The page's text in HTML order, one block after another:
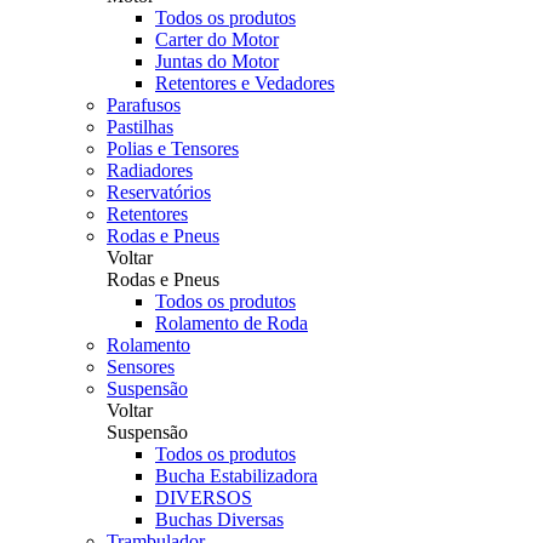
Todos os produtos
Carter do Motor
Juntas do Motor
Retentores e Vedadores
Parafusos
Pastilhas
Polias e Tensores
Radiadores
Reservatórios
Retentores
Rodas e Pneus
Voltar
Rodas e Pneus
Todos os produtos
Rolamento de Roda
Rolamento
Sensores
Suspensão
Voltar
Suspensão
Todos os produtos
Bucha Estabilizadora
DIVERSOS
Buchas Diversas